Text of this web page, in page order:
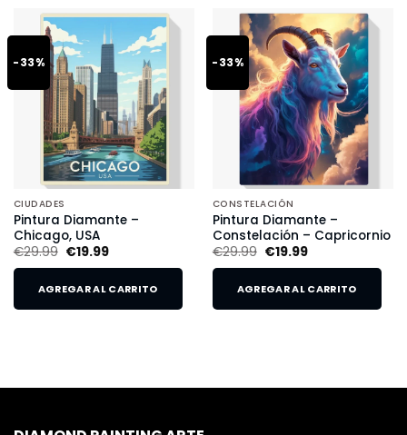
-33%
CIUDADES
Pintura Diamante –
Chicago, USA
€29.99 €19.99
AGREGAR AL CARRITO
-33%
CONSTELACIÓN
Pintura Diamante –
Constelación – Capricornio
€29.99 €19.99
AGREGAR AL CARRITO